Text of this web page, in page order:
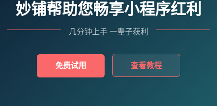
妙铺帮助您畅享小程序红利
几分钟上手 一辈子获利
免费试用 查看教程